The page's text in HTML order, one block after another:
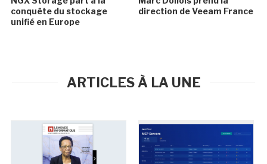
conquête du stockage
unifié en Europe
direction de Veeam France
ARTICLES À LA UNE